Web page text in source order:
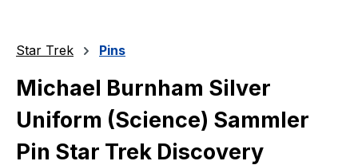
Star Trek Pins
Michael Burnham Silver
Uniform (Science) Sammler
Pin Star Trek Discovery